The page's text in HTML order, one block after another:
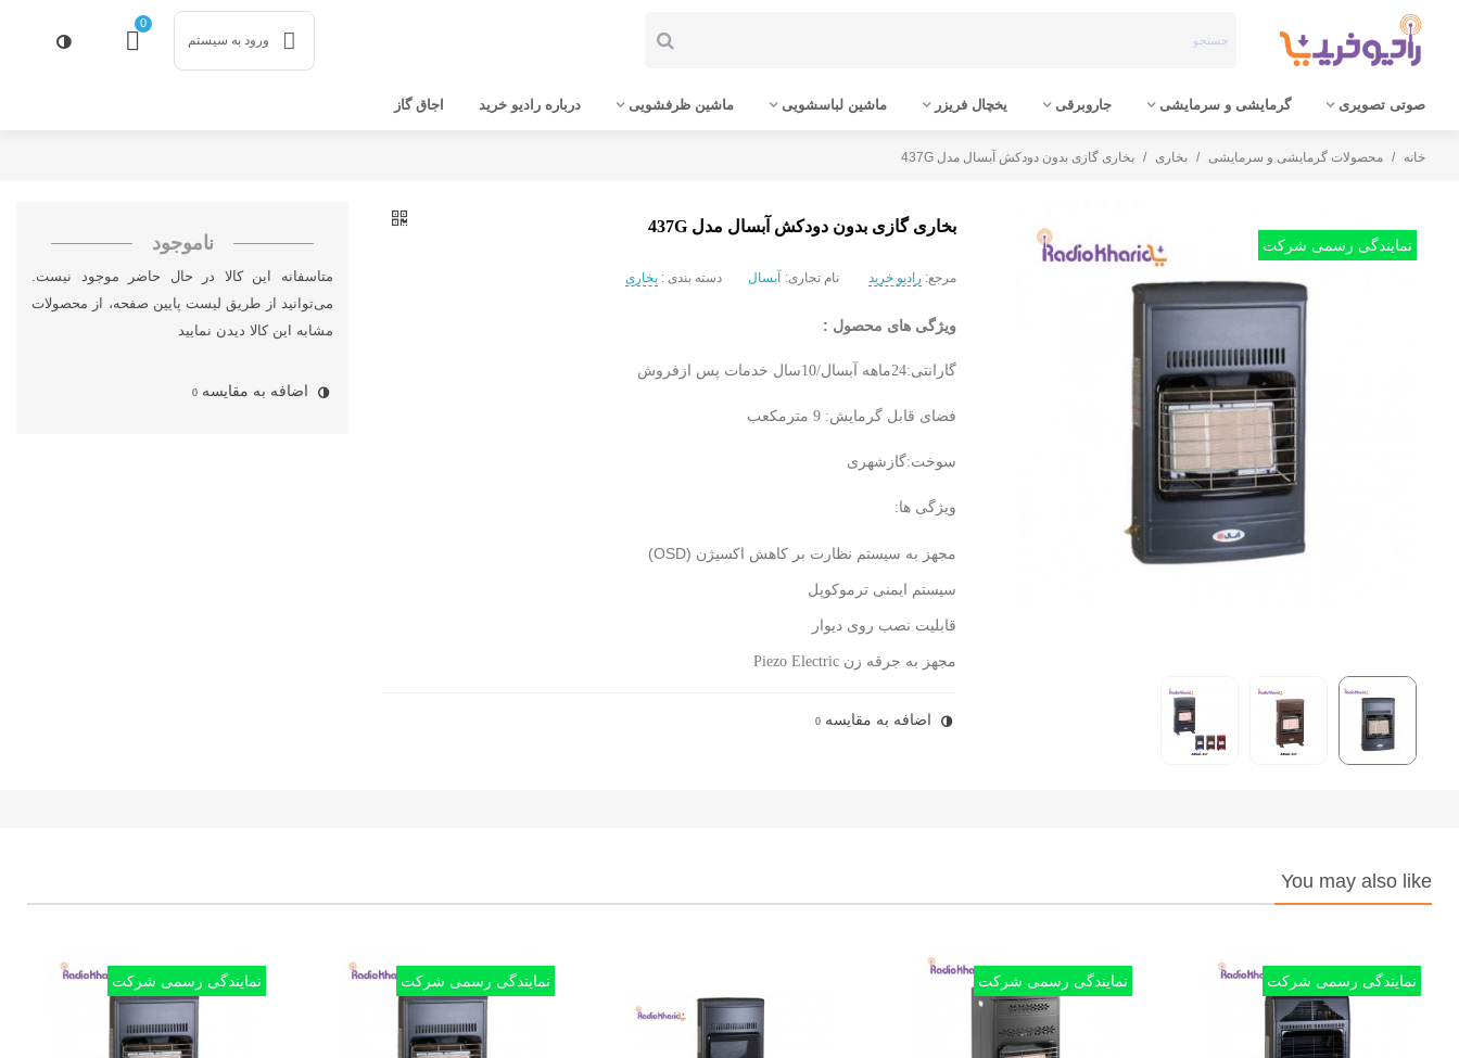
ورود به سیستم
0
صوتی تصویری گرمایشی و سرمایشی جاروبرقی یخچال فریزر ماشین لباسشویی ماشین ظرفشویی درباره رادیو خرید اجاق گاز
خانه / محصولات گرمایشی و سرمایشی / بخاری / بخاری گازی بدون دودکش آبسال مدل 437G
نمایندگی رسمی شرکت
بخاری گازی بدون دودکش آبسال مدل 437G
مرجع: رادیو خرید نام تجاری: آبسال دسته بندی : بخاری
ویژگی های محصول :
گارانتی:24ماهه آبسال/10سال خدمات پس ازفروش
فضای قابل گرمایش: 9 مترمکعب
سوخت:گازشهری
ویژگی ها:
مجهز به سیستم نظارت بر کاهش اکسیژن (OSD)
سیستم ایمنی ترموکوپل
قابلیت نصب روی دیوار
مجهز به جرقه زن Piezo Electric
اضافه به مقایسه 0
ناموجود
متاسفانه این کالا در حال حاضر موجود نیست.
می‌توانید از طریق لیست پایین صفحه، از محصولات
مشابه این کالا دیدن نمایید
اضافه به مقایسه 0
You may also like
نمایندگی رسمی شرکت نمایندگی رسمی شرکت نمایندگی رسمی شرکت نمایندگی رسمی شرکت